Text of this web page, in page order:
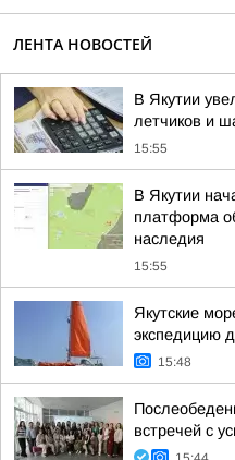
ЛЕНТА НОВОСТЕЙ
В Якутии
летчиков и
15:55
В Якутии
платформа
наследия
15:55
Якутские
экспедицию
15:48
встречей с